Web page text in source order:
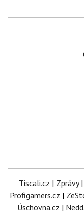
Tiscali.cz | Zprávy|
Profigamers.cz |
Úschovna.cz |